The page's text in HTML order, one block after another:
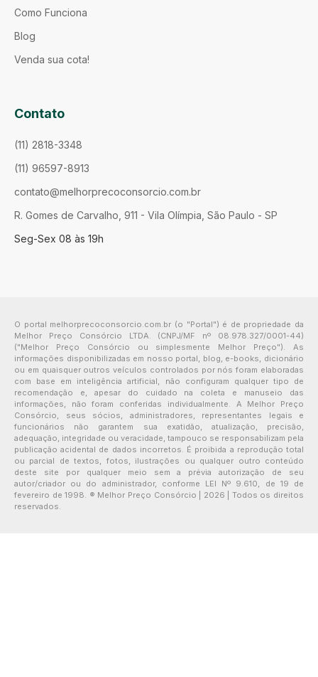
Como Funciona
Blog
Venda sua cota!
Contato
(11) 2818-3348
(11) 96597-8913
contato@melhorprecoconsorcio.com.br
R. Gomes de Carvalho, 911 - Vila Olímpia, São Paulo - SP
Seg-Sex 08 às 19h
O portal melhorprecoconsorcio.com.br (o "Portal") é de propriedade da
Melhor Preço Consórcio LTDA. (CNPJ/MF nº 08.978.327/0001-44)
("Melhor Preço Consórcio ou simplesmente Melhor Preço"). As
informações disponibilizadas em nosso portal, blog, e-books, dicionário
ou em quaisquer outros veículos controlados por nós foram elaboradas
com base em inteligência artificial, não configuram qualquer tipo de
recomendação e, apesar do cuidado na coleta e manuseio das
informações, não foram conferidas individualmente. A Melhor Preço
Consórcio, seus sócios, administradores, representantes legais e
funcionários não garantem sua exatidão, atualização, precisão,
adequação, integridade ou veracidade, tampouco se responsabilizam pela
publicação acidental de dados incorretos. É proibida a reprodução total
ou parcial de textos, fotos, ilustrações ou qualquer outro conteúdo
deste site por qualquer meio sem a prévia autorização de seu
autor/criador ou do administrador, conforme LEI Nº 9.610, de 19 de
fevereiro de 1998. ® Melhor Preço Consórcio | 2026 | Todos os direitos
reservados.